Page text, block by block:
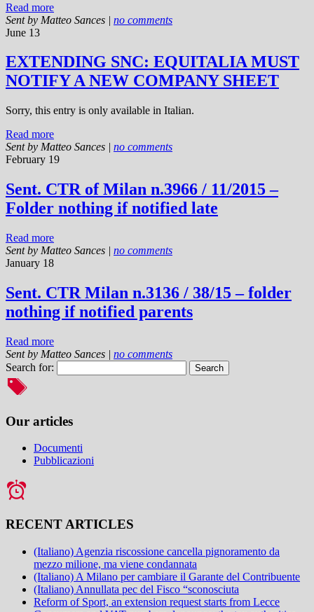
Read more
Sent by Matteo Sances | no comments
June 13
EXTENDING SNC: EQUITALIA MUST
NOTIFY A NEW COMPANY SHEET
Sorry, this entry is only available in Italian.
Read more
Sent by Matteo Sances | no comments
February 19
Sent. CTR of Milan n.3966 / 11/2015 –
Folder nothing if notified late
Read more
Sent by Matteo Sances | no comments
January 18
Sent. CTR Milan n.3136 / 38/15 – folder
nothing if notified parents
Read more
Sent by Matteo Sances | no comments
Search for:
Our articles
Documenti
Pubblicazioni
RECENT ARTICLES
(Italiano) Agenzia riscossione cancella pignoramento da
mezzo milione, ma viene condannata
(Italiano) A Milano per cambiare il Garante del Contribuente
(Italiano) Annullata pec del Fisco “sconosciuta
Reform of Sport, an extension request starts from Lecce